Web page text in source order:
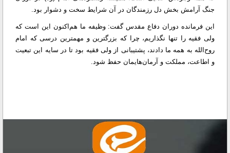
جنگ آرامش بخش دل رزمندگان در آن شرایط سخت و دشوار بود.
این فرمانده دوران دفاع مقدس گفت: وظیفه ما هم‌اکنون این است که
ولی فقیه را تنها نگذاریم، چرا که بزرگترین و مهمترین درسی که امام
روح‌الله به همه ما دادند، پشتیبانی از ولی فقیه بود تا در سایه این تبعیت
و اطاعت‌، مملکت و آرمان‌هایمان حفظ شود.